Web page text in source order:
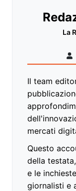
La
Il team
mercati
Questo
della
e le
giornalisti e